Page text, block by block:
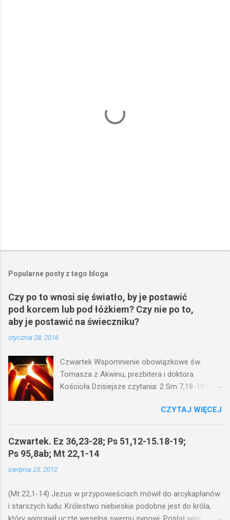
Popularne posty z tego bloga
Czy po to wnosi się światło, by je postawić
pod korcem lub pod łóżkiem? Czy nie po to,
aby je postawić na świeczniku?
stycznia 28, 2016
Czwartek Wspomnienie obowiązkowe św.
Tomasza z Akwinu, prezbitera i doktora
Kościoła Dzisiejsze czytania: 2 Sm 7,18-19.24-
(Mk 4,21-25) Jezus mówił ludowi: Czy po to
wnosi się światło, by je postawić pod korcem
na świeczniku? Nie ma bowiem nic ukrytego, co
by nie miało wyjść na jaw. Kto ma uszy do
wy mierzycie, odmierzą wam i jeszcze wam
dołożą. Bo kto ma, temu będzie dane; a kto nie
CZYTAJ WIĘCEJ
Czwartek. Ez 36,23-28; Ps 51,12-15.18-19;
Ps 95,8ab; Mt 22,1-14
sierpnia 23, 2012
(Mt 22,1-14) Jezus w przypowieściach mówił do arcykapłanów
i starszych ludu: Królestwo niebieskie podobne jest do króla,